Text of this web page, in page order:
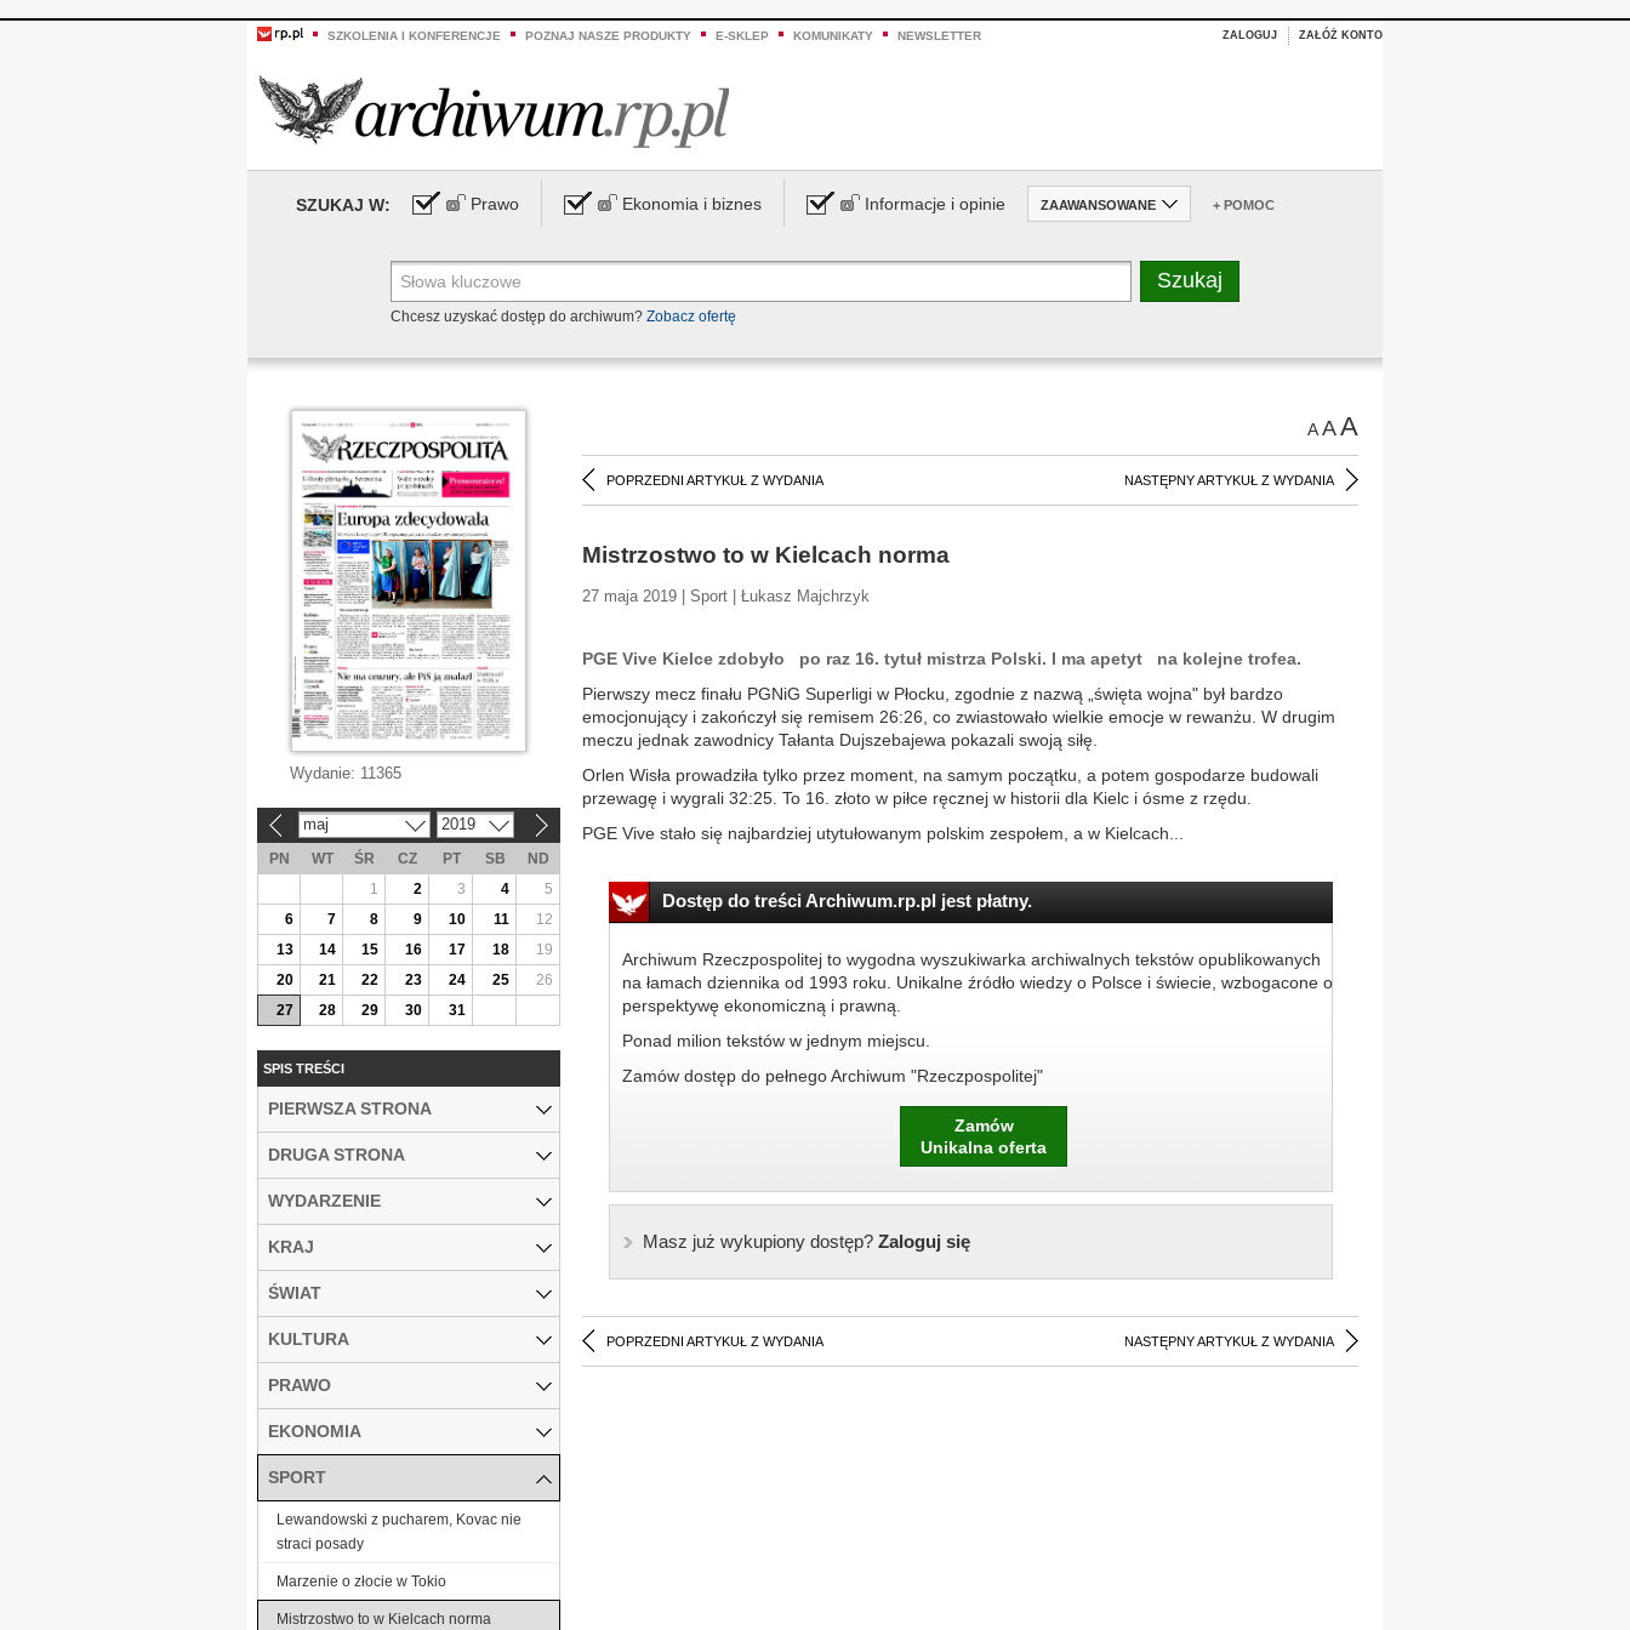
SZKOLENIA I KONFERENCJE POZNAJ NASZE PRODUKTY E-SKLEP KOMUNIKATY NEWSLETTER ZALOGUJ ZAŁÓŻ KONTO
SZUKAJ W: Prawo Ekonomia i biznes Informacje i opinie ZAAWANSOWANE + POMOC
Chcesz uzyskać dostęp do archiwum? Zobacz ofertę
AAA
POPRZEDNI ARTYKUŁ Z WYDANIA NASTĘPNY ARTYKUŁ Z WYDANIA
Mistrzostwo to w Kielcach norma
27 maja 2019 | Sport | Łukasz Majchrzyk
PGE Vive Kielce zdobyło po raz 16. tytuł mistrza Polski. I ma apetyt na kolejne trofea.
Pierwszy mecz finału PGNiG Superligi w Płocku, zgodnie z nazwą „święta wojna" był bardzo
emocjonujący i zakończył się remisem 26:26, co zwiastowało wielkie emocje w rewanżu. W drugim
meczu jednak zawodnicy Tałanta Dujszebajewa pokazali swoją siłę.
Orlen Wisła prowadziła tylko przez moment, na samym początku, a potem gospodarze budowali
przewagę i wygrali 32:25. To 16. złoto w piłce ręcznej w historii dla Kielc i ósme z rzędu.
PGE Vive stało się najbardziej utytułowanym polskim zespołem, a w Kielcach...
Dostęp do treści Archiwum.rp.pl jest płatny.
Archiwum Rzeczpospolitej to wygodna wyszukiwarka archiwalnych tekstów opublikowanych
na łamach dziennika od 1993 roku. Unikalne źródło wiedzy o Polsce i świecie, wzbogacone o
perspektywę ekonomiczną i prawną.
Ponad milion tekstów w jednym miejscu.
Zamów dostęp do pełnego Archiwum "Rzeczpospolitej"
Zamów
Unikalna oferta
Masz już wykupiony dostęp?Zaloguj się
POPRZEDNI ARTYKUŁ Z WYDANIA NASTĘPNY ARTYKUŁ Z WYDANIA
Wydanie: 11365
maj 2019
PN WT ŚR CZ PT SB
ND
1
2 3 4
5
6
7 8 9 10 11
12
13
14 15 16 17 18
19
20
21 22 23 24 25
26
27
28 29 30 31
SPIS TREŚCI
PIERWSZA STRONA
DRUGA STRONA
WYDARZENIE
KRAJ
ŚWIAT
KULTURA
PRAWO
EKONOMIA
SPORT
Lewandowski z pucharem, Kovac nie
straci posady
Marzenie o złocie w Tokio
Mistrzostwo to w Kielcach norma